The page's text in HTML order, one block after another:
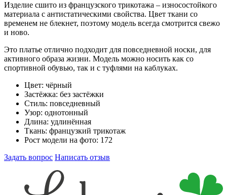
Изделие сшито из французского трикотажа – износостойкого
материала с антистатическими свойства. Цвет ткани со
временем не блекнет, поэтому модель всегда смотрится свежо
и ново.
Это платье отлично подходит для повседневной носки, для
активного образа жизни. Модель можно носить как со
спортивной обувью, так и с туфлями на каблуках.
Цвет: чёрный
Застёжка: без застёжки
Стиль: повседневный
Узор: однотонный
Длина: удлинённая
Ткань: французкий трикотаж
Рост модели на фото: 172
Задать вопрос Написать отзыв